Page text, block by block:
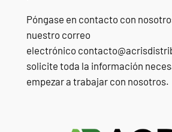
Póngase en contacto con
nuestro correo
electrónico
solicite toda la información
empezar a trabajar con nosotros.